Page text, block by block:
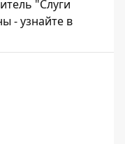
"Слуги
- узнайте в